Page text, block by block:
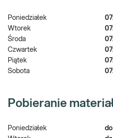
Poniedziałek
Wtorek
Środa
Czwartek
Piątek
Sobota
Pobieranie
Poniedziałek